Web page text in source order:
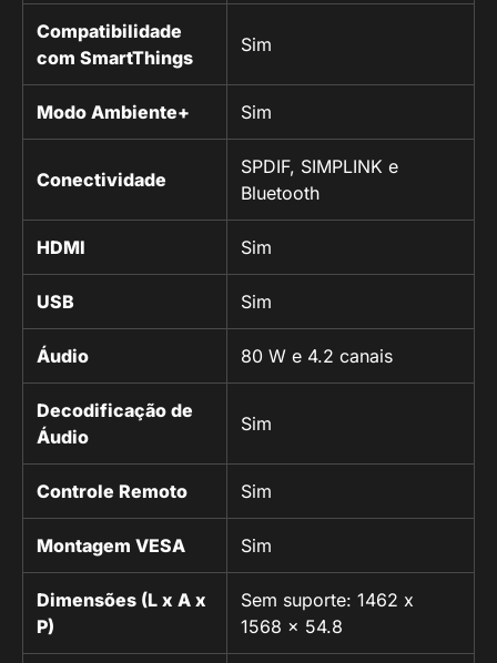
Compatibilidade
com SmartThings
Sim
Modo Ambiente+ Sim
Conectividade
SPDIF, SIMPLINK e
Bluetooth
HDMI Sim
USB Sim
Áudio 80 W e 4.2 canais
Decodificação de
Áudio
Sim
Controle Remoto Sim
Montagem VESA Sim
Dimensões (L x A x
P)
Sem suporte: 1462 x
1568 x 54.8